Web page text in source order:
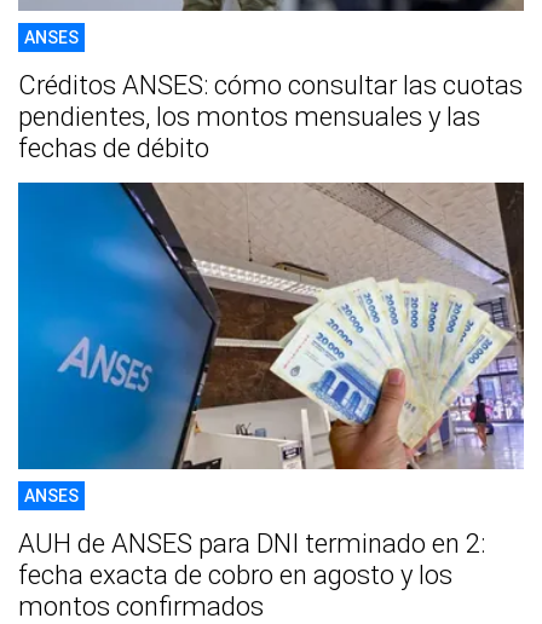
ANSES
Créditos ANSES: cómo consultar las cuotas
pendientes, los montos mensuales y las
fechas de débito
ANSES
AUH de ANSES para DNI terminado en 2:
fecha exacta de cobro en agosto y los
montos confirmados